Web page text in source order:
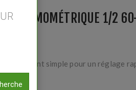
DYNAMOMÉTRIQUE 1/2
simple pour un réglage